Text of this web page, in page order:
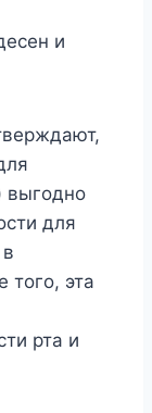
и
выгодно
для
того, эта
рта и